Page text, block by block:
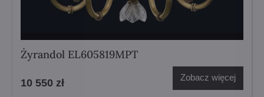
Żyrandol EL605819MPT
10 550 zł Zobacz więcej